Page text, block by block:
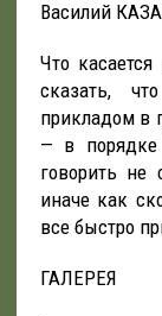
Василий
Что
сказать,
прикладом в
— в
говорить
иначе как
все быстро
ГАЛЕРЕЯ